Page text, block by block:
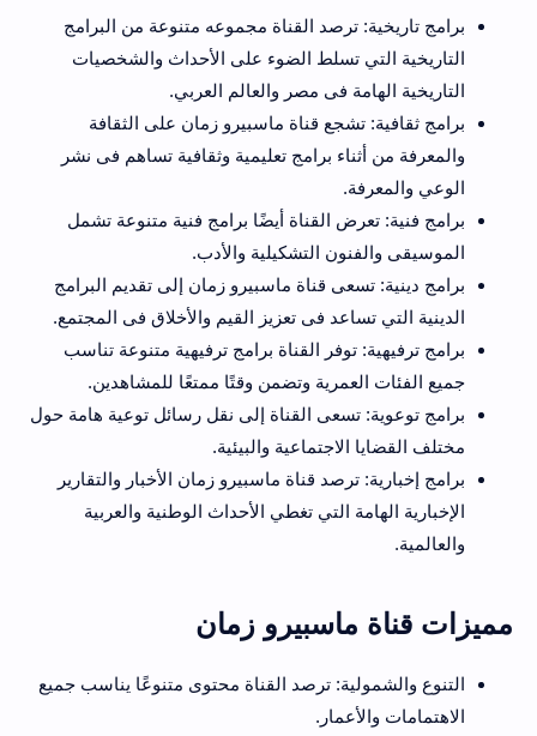
برامج تاريخية: ترصد القناة مجموعه متنوعة من البرامج
التاريخية التي تسلط الضوء على الأحداث والشخصيات
التاريخية الهامة فى مصر والعالم العربي.
برامج ثقافية: تشجع قناة ماسبيرو زمان على الثقافة
والمعرفة من أثناء برامج تعليمية وثقافية تساهم فى نشر
الوعي والمعرفة.
برامج فنية: تعرض القناة أيضًا برامج فنية متنوعة تشمل
الموسيقى والفنون التشكيلية والأدب.
برامج دينية: تسعى قناة ماسبيرو زمان إلى تقديم البرامج
الدينية التي تساعد فى تعزيز القيم والأخلاق فى المجتمع.
برامج ترفيهية: توفر القناة برامج ترفيهية متنوعة تناسب
جميع الفئات العمرية وتضمن وقتًا ممتعًا للمشاهدين.
برامج توعوية: تسعى القناة إلى نقل رسائل توعية هامة حول
مختلف القضايا الاجتماعية والبيئية.
برامج إخبارية: ترصد قناة ماسبيرو زمان الأخبار والتقارير
الإخبارية الهامة التي تغطي الأحداث الوطنية والعربية
والعالمية.
مميزات قناة ماسبيرو زمان
التنوع والشمولية: ترصد القناة محتوى متنوعًا يناسب جميع
الاهتمامات والأعمار.